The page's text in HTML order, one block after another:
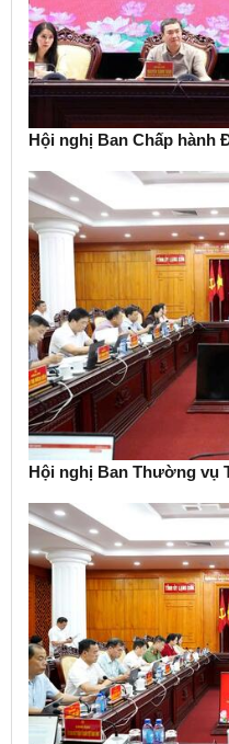
Hội nghị Ban Chấp hành
Hội nghị Ban Thường vụ